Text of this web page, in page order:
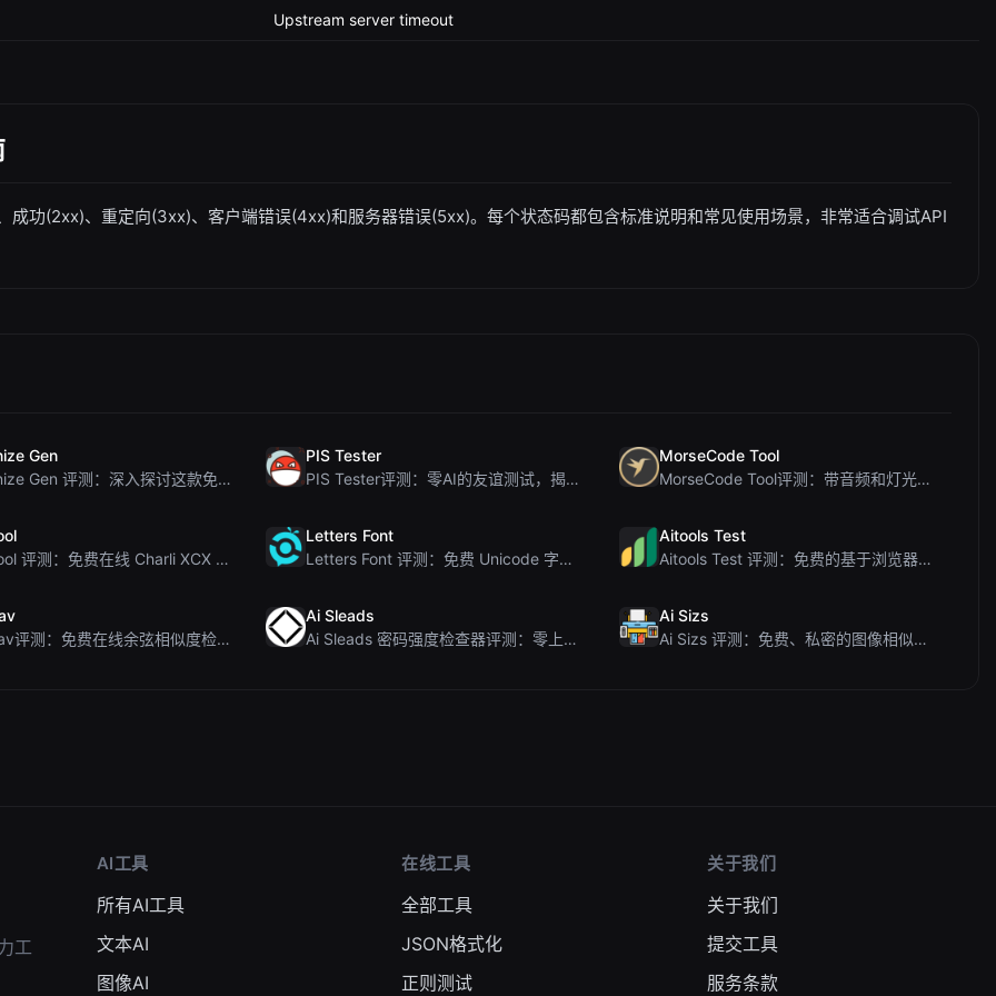
Upstream server timeout
功(2xx)、重定向(3xx)、客户端错误(4xx)和服务器错误(5xx)。每个状态码都包含标准说明和常见使用场景，非常适合调试API
Gen
Humanize Gen 评测：深入探讨这款免费的 AI 人性化工具
PIS Tester
PIS Tester评测：零AI的友谊测试，揭露假朋友
MorseCode Tool
MorseCode Tool评测：带音频和灯光的免费在线文本转摩斯密码转换器
Brat Tool 评测：免费在线 Charli XCX 风格 Brat 文字生成器
Letters Font
Letters Font 评测：免费 Unicode 字体生成器，适用于 Instagram 及更多...
Aitools Test
Aitools Test 评测：免费的基于浏览器的 AI 检测器、Token 计数器及成本估算器
Rosenav评测：免费在线余弦相似度检查器与文本差异工具
Ai Sleads
Ai Sleads 密码强度检查器评测：零上传、实时熵分析
Ai Sizs
Ai Sizs 评测：免费、私密的图像相似度与模糊检测工具
工
AI工具
所有AI工具
文本AI
图像AI
在线工具
全部工具
JSON格式化
正则测试
关于我们
关于我们
提交工具
服务条款